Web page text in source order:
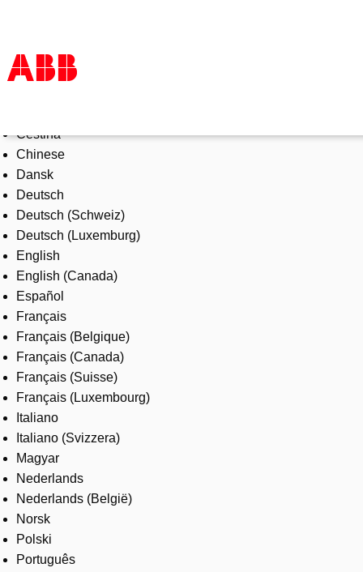
Products & Solutions
Industries
Services
About us
Where to buy
Contact us
Careers
Čeština
Chinese
Dansk
Deutsch
Deutsch (Schweiz)
Deutsch (Luxemburg)
English
English (Canada)
Español
Français
Français (Belgique)
Français (Canada)
Français (Suisse)
Français (Luxembourg)
Italiano
Italiano (Svizzera)
Magyar
Nederlands
Nederlands (België)
Norsk
Polski
Português